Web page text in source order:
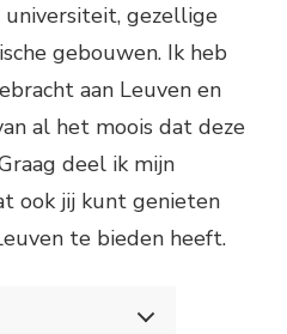
universiteit, gezellige
gebouwen. Ik heb
aan Leuven en
al het moois dat deze
deel ik mijn
ook jij kunt genieten
te bieden heeft.